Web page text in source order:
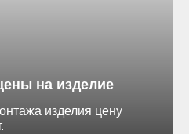
на изделие
изделия цену